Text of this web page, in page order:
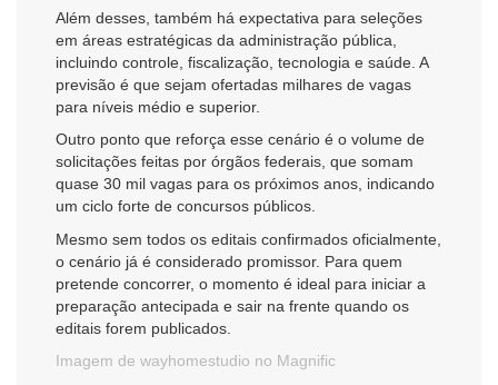
Além desses, também há expectativa para seleções
em áreas estratégicas da administração pública,
incluindo controle, fiscalização, tecnologia e saúde. A
previsão é que sejam ofertadas milhares de vagas
para níveis médio e superior.
Outro ponto que reforça esse cenário é o volume de
solicitações feitas por órgãos federais, que somam
quase 30 mil vagas para os próximos anos, indicando
um ciclo forte de concursos públicos.
Mesmo sem todos os editais confirmados oficialmente,
o cenário já é considerado promissor. Para quem
pretende concorrer, o momento é ideal para iniciar a
preparação antecipada e sair na frente quando os
editais forem publicados.
Imagem de wayhomestudio no Magnific